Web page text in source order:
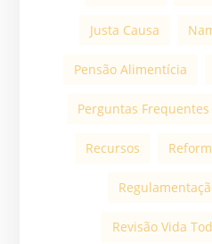
Justa Causa
Pensão Alimentícia
Perguntas Frequentes
Recursos
Revisão Vida